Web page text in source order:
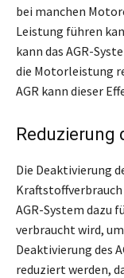
bei manchen
Leistung führen
kann das AGR-
die Motorleistung
AGR kann dieser
Die Deaktivierung
Kraftstoffverbrauch
AGR-System dazu
verbraucht wird,
Deaktivierung des
reduziert werden,